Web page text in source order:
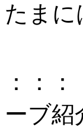
たまに
：：
ーブ